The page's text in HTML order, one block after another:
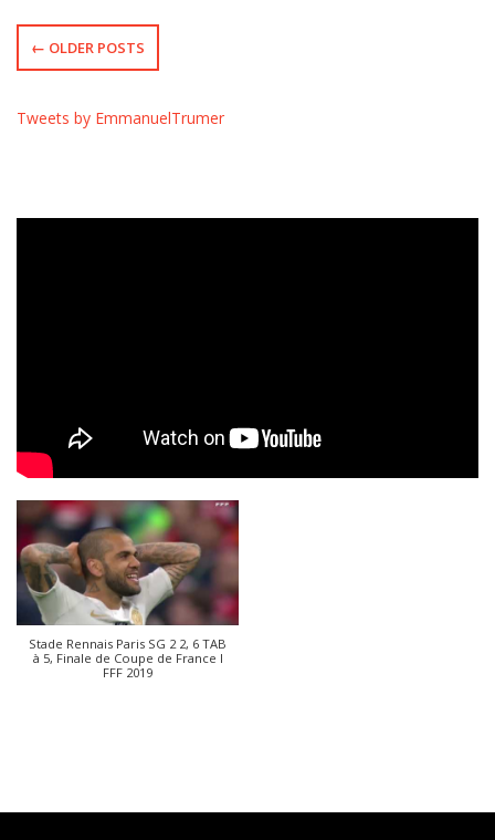
← OLDER POSTS
Tweets by EmmanuelTrumer
Stade Rennais Paris SG 2 2, 6 TAB
à 5, Finale de Coupe de France I
FFF 2019